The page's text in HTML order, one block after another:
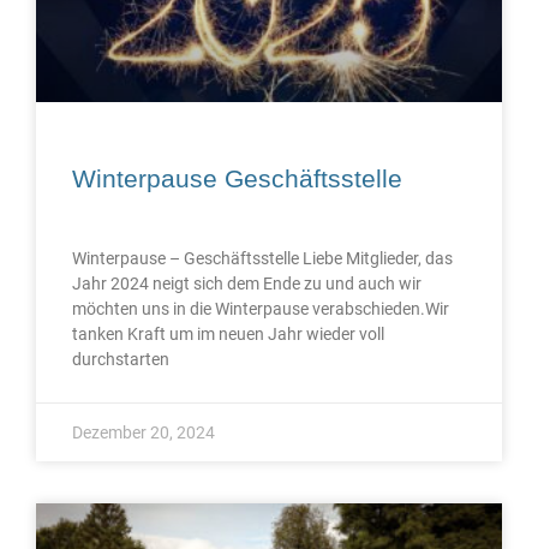
Winterpause Geschäftsstelle
Winterpause – Geschäftsstelle Liebe Mitglieder, das
Jahr 2024 neigt sich dem Ende zu und auch wir
möchten uns in die Winterpause verabschieden.Wir
tanken Kraft um im neuen Jahr wieder voll
durchstarten
Dezember 20, 2024